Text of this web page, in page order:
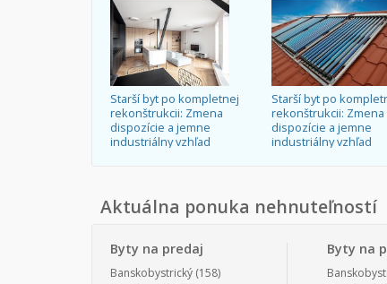
Starší byt po kompletnej
rekonštrukcii: Zmena
dispozície a jemne
industriálny vzhľad
Starší byt po
rekonštrukcii: Zmena
dispozície a jemne
industriálny vzhľad
Aktuálna ponuka nehnuteľností
Byty na predaj
Banskobystrický (158)
Byty na